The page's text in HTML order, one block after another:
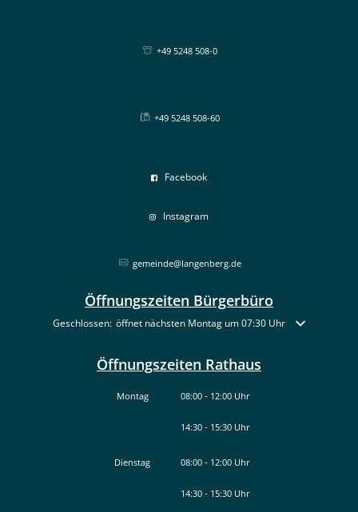
+49 5248 508-0
+49 5248 508-60
Facebook
Instagram
gemeinde@langenberg.de
Öffnungszeiten Bürgerbüro
Klicken, um weitere Öffnungs- oder Schließzeiten auszublenden
Geschlossen: öffnet nächsten Montag um 07:30 Uhr
Öffnungszeiten Rathaus
Montag 08:00- 12:00Uhr
Von 08:00 bis 12:00 Uhr
14:30- 15:30Uhr
Von 14:30 bis 15:30 Uhr
Dienstag 08:00- 12:00Uhr
Von 08:00 bis 12:00 Uhr
14:30- 15:30Uhr